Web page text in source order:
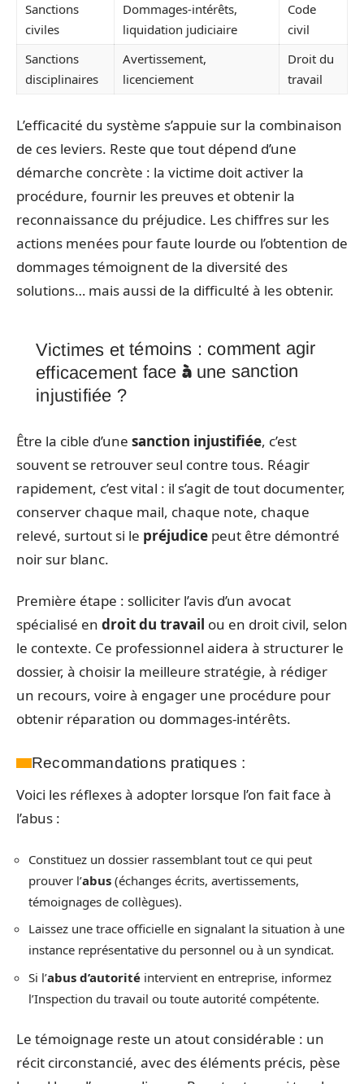
Sanctions
civiles
Dommages-intérêts,
liquidation judiciaire
Code
civil
Sanctions
disciplinaires
Avertissement,
licenciement
Droit du
travail
L’efficacité du système s’appuie sur la combinaison
de ces leviers. Reste que tout dépend d’une
démarche concrète : la victime doit activer la
procédure, fournir les preuves et obtenir la
reconnaissance du préjudice. Les chiffres sur les
actions menées pour faute lourde ou l’obtention de
dommages témoignent de la diversité des
solutions… mais aussi de la difficulté à les obtenir.
Victimes et témoins : comment agir
efficacement face à une sanction
injustifiée ?
Être la cible d’une sanction injustifiée, c’est
souvent se retrouver seul contre tous. Réagir
rapidement, c’est vital : il s’agit de tout documenter,
conserver chaque mail, chaque note, chaque
relevé, surtout si le préjudice peut être démontré
noir sur blanc.
Première étape : solliciter l’avis d’un avocat
spécialisé en droit du travail ou en droit civil, selon
le contexte. Ce professionnel aidera à structurer le
dossier, à choisir la meilleure stratégie, à rédiger
un recours, voire à engager une procédure pour
obtenir réparation ou dommages-intérêts.
Recommandations pratiques :
Voici les réflexes à adopter lorsque l’on fait face à
l’abus :
Constituez un dossier rassemblant tout ce qui peut
prouver l’abus (échanges écrits, avertissements,
témoignages de collègues).
Laissez une trace officielle en signalant la situation à une
instance représentative du personnel ou à un syndicat.
Si l’abus d’autorité intervient en entreprise, informez
l’Inspection du travail ou toute autorité compétente.
Le témoignage reste un atout considérable : un
récit circonstancié, avec des éléments précis, pèse